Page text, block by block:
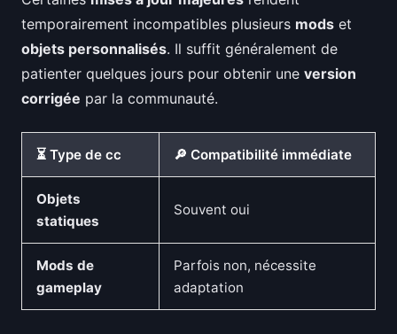
temporairement incompatibles plusieurs mods et
objets personnalisés. Il suffit généralement de
patienter quelques jours pour obtenir une version
corrigée par la communauté.
⏳ Type de cc 🔎 Compatibilité immédiate
Objets
statiques
Souvent oui
Mods de
gameplay
Parfois non, nécessite
adaptation